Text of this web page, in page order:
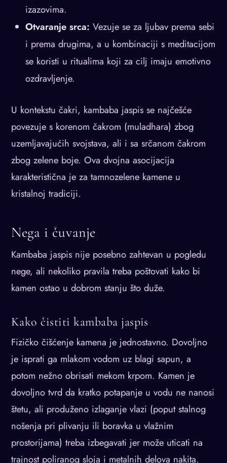
izazovima.
Otvaranje srca: Vezuje se za ljubav prema sebi
i prema drugima, a u kombinaciji s meditacijom
se koristi u ritualima koji za cilj imaju emotivno
ozdravljenje.
U kontekstu čakri, kambaba jaspis se najčešće
povezuje s korenom čakrom (muladhara) zbog
uzemljavajućih svojstava, ali i sa srčanom čakrom
zbog zelene boje. Ova dvojna asocijacija
karakteristična je za tamnozelene kamene u
kristalnoj tradiciji.
Nega i čuvanje
Kambaba jaspis nije posebno zahtevan u pogledu
nege, ali nekoliko pravila treba poštovati kako bi
kamen ostao u dobrom stanju što duže.
Kako čistiti kambaba jaspis
Fizičko čišćenje kamena je jednostavno. Dovoljno
je isprati ga mlakom vodom uz blagi sapun, a
potom nežno obrisati mekom krpom. Kamen je
dovoljno tvrd da kratko potapanje u vodu ne nanosi
štetu, ali produženo izlaganje vlazi (poput stalnog
nošenja pri plivanju ili boravka u vlažnim
prostorijama) treba izbegavati jer može uticati na
trajnost poliranog sloja i metalnih delova nakita.